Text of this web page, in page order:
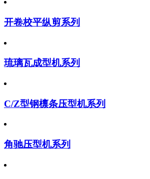
开卷校平纵剪系列
琉璃瓦成型机系列
C/Z型钢檩条压型机系列
角驰压型机系列